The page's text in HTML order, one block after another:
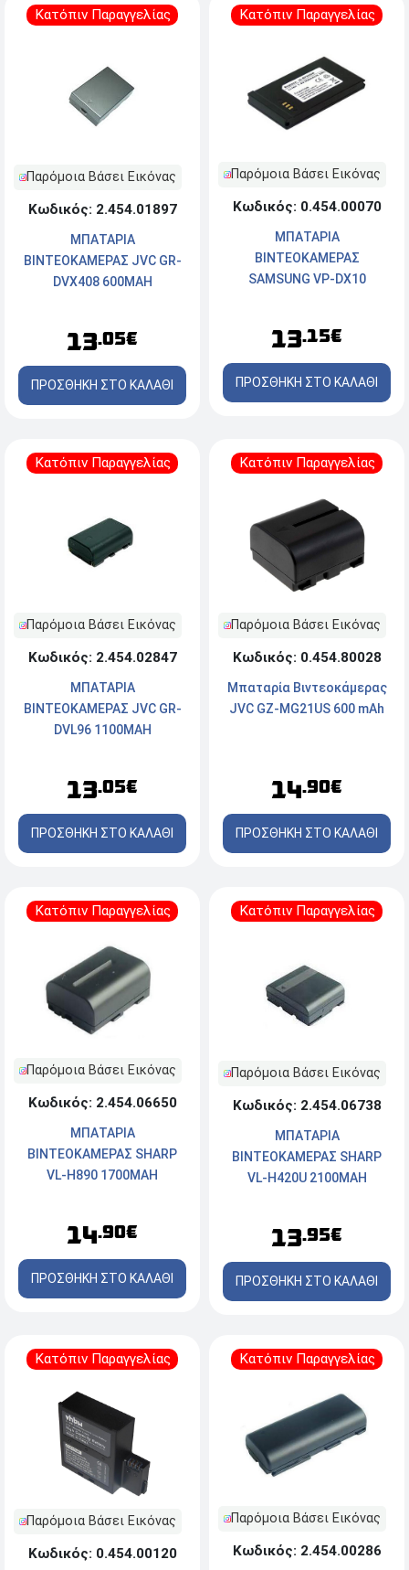
Κατόπιν Παραγγελίας
Παρόμοια Βάσει Εικόνας
Κωδικός: 2.454.01897
ΜΠΑΤΑΡΙΑ
ΒΙΝΤΕΟΚΑΜΕΡΑΣ JVC GR-
DVX408 600MAH
13.05€
ΠΡΟΣΘΗΚΗ ΣΤΟ ΚΑΛΑΘΙ
Κατόπιν Παραγγελίας
Παρόμοια Βάσει Εικόνας
Κωδικός: 0.454.00070
ΜΠΑΤΑΡΙΑ
ΒΙΝΤΕΟΚΑΜΕΡΑΣ
SAMSUNG VP-DX10
13.15€
ΠΡΟΣΘΗΚΗ ΣΤΟ ΚΑΛΑΘΙ
Κατόπιν Παραγγελίας
Παρόμοια Βάσει Εικόνας
Κωδικός: 2.454.02847
ΜΠΑΤΑΡΙΑ
ΒΙΝΤΕΟΚΑΜΕΡΑΣ JVC GR-
DVL96 1100MAH
13.05€
ΠΡΟΣΘΗΚΗ ΣΤΟ ΚΑΛΑΘΙ
Κατόπιν Παραγγελίας
Παρόμοια Βάσει Εικόνας
Κωδικός: 0.454.80028
Μπαταρία Βιντεοκάμερας
JVC GZ-MG21US 600 mAh
14.90€
ΠΡΟΣΘΗΚΗ ΣΤΟ ΚΑΛΑΘΙ
Κατόπιν Παραγγελίας
Παρόμοια Βάσει Εικόνας
Κωδικός: 2.454.06650
ΜΠΑΤΑΡΙΑ
ΒΙΝΤΕΟΚΑΜΕΡΑΣ SHARP
VL-H890 1700MAH
14.90€
ΠΡΟΣΘΗΚΗ ΣΤΟ ΚΑΛΑΘΙ
Κατόπιν Παραγγελίας
Παρόμοια Βάσει Εικόνας
Κωδικός: 2.454.06738
ΜΠΑΤΑΡΙΑ
ΒΙΝΤΕΟΚΑΜΕΡΑΣ SHARP
VL-H420U 2100MAH
13.95€
ΠΡΟΣΘΗΚΗ ΣΤΟ ΚΑΛΑΘΙ
Κατόπιν Παραγγελίας
Παρόμοια Βάσει Εικόνας
Κωδικός: 0.454.00120
Κατόπιν Παραγγελίας
Παρόμοια Βάσει Εικόνας
Κωδικός: 2.454.00286